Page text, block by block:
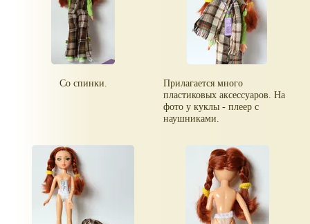
Со спинки.
Прилагается много
пластиковых аксессуаров. На
фото у куклы - плеер с
наушниками.